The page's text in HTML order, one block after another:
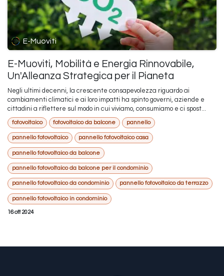
E-Muoviti
E-Muoviti, Mobilità e Energia Rinnovabile,
Un'Alleanza Strategica per il Pianeta
Negli ultimi decenni, la crescente consapevolezza riguardo ai
cambiamenti climatici e ai loro impatti ha spinto governi, aziende e
cittadini a riflettere sul modo in cui viviamo, consumiamo e ci spost...
fotovoltaico fotovoltaico da balcone pannello
pannello fotovoltaico pannello fotovoltaico casa
pannello fotovoltaico da balcone
pannello fotovoltaico da balcone per il condominio
pannello fotovoltaico da condominio pannello fotovoltaico da terrazzo
pannello fotovoltaico in condominio
16 ott 2024